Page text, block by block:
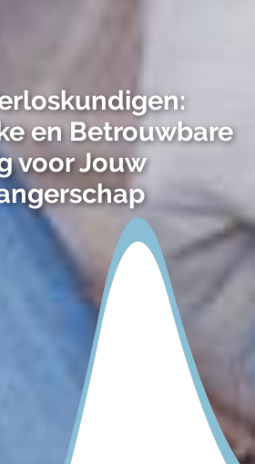
en Betrouwbare
voor Jouw